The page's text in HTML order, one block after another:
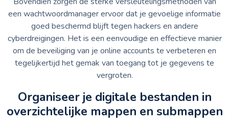
een wachtwoordmanager ervoor dat je gevoelige informatie
goed beschermd blijft tegen hackers en andere
cyberdreigingen. Het is een eenvoudige en effectieve manier
om de beveiliging van je online accounts te verbeteren en
tegelijkertijd het gemak van toegang tot je gegevens te
vergroten.
Organiseer je digitale bestanden in
overzichtelijke mappen en submappen